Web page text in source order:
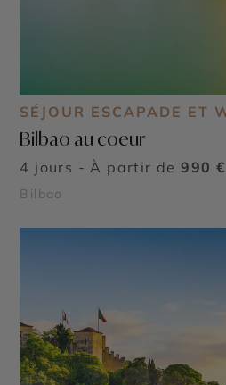
SÉJOUR ESCAPADE ET
Bilbao au coeur
4 jours - À partir de990 €
Bilbao